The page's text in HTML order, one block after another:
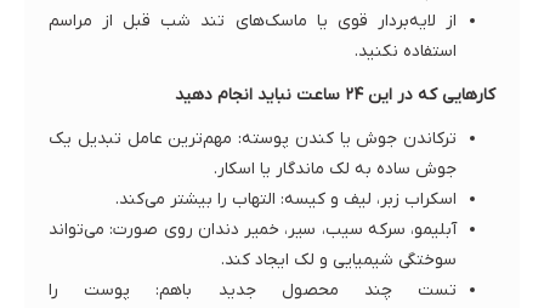
از لایه‌بردار قوی یا ماسک‌های تند شب قبل از مراسم
استفاده نکنید.
کارهایی که در این ۲۴ ساعت نباید انجام دهید
ترکاندن جوش یا کندن پوسته: مهم‌ترین عامل تبدیل یک
جوش ساده به لک ماندگار یا اسکار.
اسکراب زبر، لیف و کیسه: التهاب را بیشتر می‌کند.
آبلیمو، سرکه سیب، سیر، خمیر دندان روی صورت: می‌تواند
سوختگی شیمیایی و لک ایجاد کند.
تست چند محصول جدید باهم: پوست را